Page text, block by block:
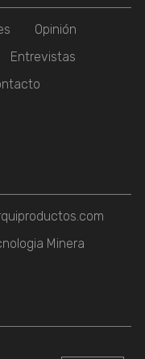
Opinión
Entrevistas
Minera